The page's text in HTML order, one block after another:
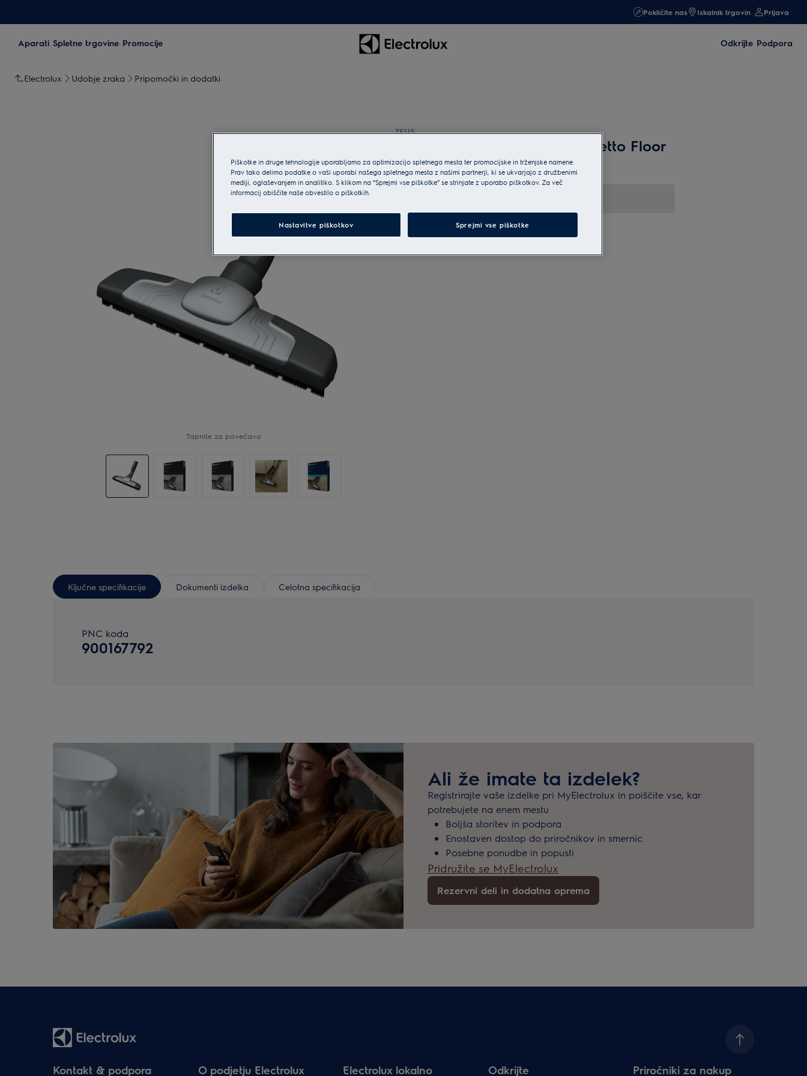
Pokličite nas Iskalnik trgovin Prijava
Aparati Spletne trgovine Promocije Odkrijte Podpora
Electrolux Udobje zraka Pripomočki in dodatki
Tapnite za povečavo
ZE115
ZE115 Perfect Care Silent Parketto Floor
Tool – 36mm Oval Connection
0 (0)
Ključne specifikacije Dokumenti izdelka Celotna specifikacija
PNC koda
900167792
Ali že imate ta izdelek?
Registrirajte vaše izdelke pri MyElectrolux in poiščite vse, kar
potrebujete na enem mestu
Boljša storitev in podpora
Enostaven dostop do priročnikov in smernic
Posebne ponudbe in popusti
Pridružite se MyElectrolux
Rezervni deli in dodatna oprema
Kontakt & podpora O podjetju Electrolux Electrolux lokalno Odkrijte Priročniki za nakup
Piškotke in druge tehnologije uporabljamo za optimizacijo spletnega mesta ter promocijske in trženjske namene.
Prav tako delimo podatke o vaši uporabi našega spletnega mesta z našimi partnerji, ki se ukvarjajo z družbenimi
mediji, oglaševanjem in analitiko. S klikom na “Sprejmi vse piškotke” se strinjate z uporabo piškotkov. Za več
informacij obiščite naše obvestilo o piškotkih.
Nastavitve piškotkov Sprejmi vse piškotke